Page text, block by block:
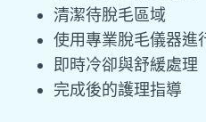
清潔待脫毛區域
使用專業脫毛儀器進
即時冷卻與舒緩處理
完成後的護理指導